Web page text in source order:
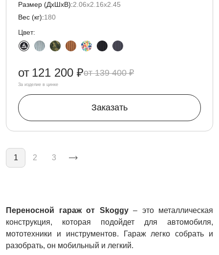
Размер (ДxШxВ):2.06х2.16х2.45
Вес (кг):180
Цвет:
139 400 ₽
от 121 200 ₽
За изделие в цинке
Заказать
Нумерация страниц
1 2 3
Переносной гараж от Skoggy– это металлическая
конструкция, которая подойдет для автомобиля,
мототехники и инструментов. Гараж легко собрать и
разобрать, он мобильный и легкий.